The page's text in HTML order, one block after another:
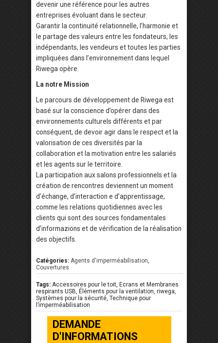
devenir une référence pour les autres
entreprises évoluant dans le secteur.
Garantir la continuité relationnelle, l’harmonie et
le partage des valeurs entre les fondateurs, les
indépendants, les vendeurs et toutes les parties
impliquées dans l’environnement dans lequel
Riwega opère.
La notre Mission
Le parcours de développement de Riwega est
basé sur la conscience d’opérer dans des
environnements culturels différents et par
conséquent, de devoir agir dans le respect et la
valorisation de ces diversités par la
collaboration et la motivation entre les salariés
et les agents sur le territoire.
La participation aux salons professionnels et la
création de rencontres deviennent un moment
d’échange, d’interaction e d’apprentissage,
comme les relations quotidiennes avec les
clients qui sont des sources fondamentales
d’informazions et de vérification de la réalisation
des objectifs.
Catégories: Agents d'imperméabilisation,
Couvertures
Tags: Accessoires pour le toit, Ecrans et Membranes
respirants USB, Éléments pour la ventilation, riwega,
Systèmes pour la sécurité, Technique pour
l’imperméabilisation
DEMANDE
D'INFORMATIONS